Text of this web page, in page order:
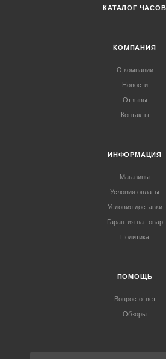
КАТАЛОГ ЧАСОВ
КОМПАНИЯ
О компании
Новости
Отзывы
Контакты
ИНФОРМАЦИЯ
Магазины
Условия оплаты
Условия доставки
Гарантия на товар
Политика
ПОМОЩЬ
Вопрос-ответ
Обзоры